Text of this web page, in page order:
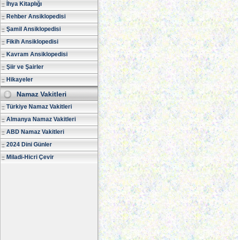
İhya Kitaplığı
Rehber Ansiklopedisi
Şamil Ansiklopedisi
Fikih Ansiklopedisi
Kavram Ansiklopedisi
Şiir ve Şairler
Hikayeler
Namaz Vakitleri
Türkiye Namaz Vakitleri
Almanya Namaz Vakitleri
ABD Namaz Vakitleri
2024 Dini Günler
Miladi-Hicri Çevir